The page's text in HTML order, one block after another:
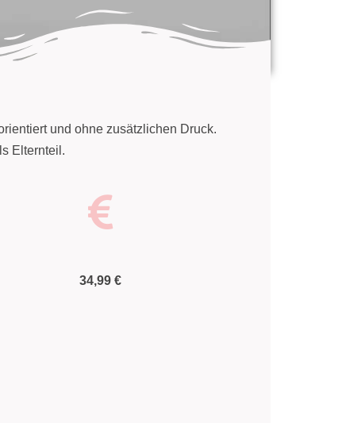
und ohne zusätzlichen Druck.
Elternteil.
34,99 €